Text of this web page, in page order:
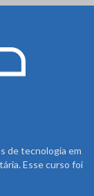
de tecnologia em
Esse curso foi